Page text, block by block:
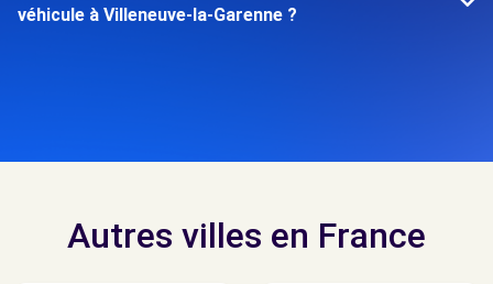
véhicule à Villeneuve-la-Garenne ?
Autres villes en France